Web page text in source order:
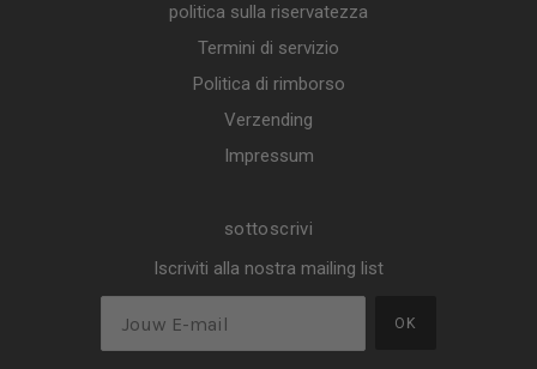
politica sulla riservatezza
Termini di servizio
Politica di rimborso
Verzending
Impressum
sottoscrivi
Iscriviti alla nostra mailing list
OK